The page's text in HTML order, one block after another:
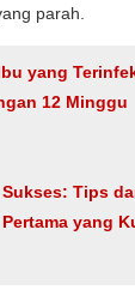
parah.
yang
12 Minggu
Tips
yang